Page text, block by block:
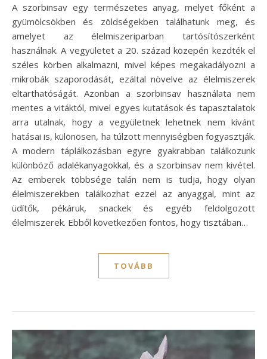
A szorbinsav egy természetes anyag, melyet főként a
gyümölcsökben és zöldségekben találhatunk meg, és
amelyet az élelmiszeriparban tartósítószerként
használnak. A vegyületet a 20. század közepén kezdték el
széles körben alkalmazni, mivel képes megakadályozni a
mikrobák szaporodását, ezáltal növelve az élelmiszerek
eltarthatóságát. Azonban a szorbinsav használata nem
mentes a vitáktól, mivel egyes kutatások és tapasztalatok
arra utalnak, hogy a vegyületnek lehetnek nem kívánt
hatásai is, különösen, ha túlzott mennyiségben fogyasztják.
A modern táplálkozásban egyre gyakrabban találkozunk
különböző adalékanyagokkal, és a szorbinsav nem kivétel.
Az emberek többsége talán nem is tudja, hogy olyan
élelmiszerekben találkozhat ezzel az anyaggal, mint az
üdítők, pékáruk, snackek és egyéb feldolgozott
élelmiszerek. Ebből következően fontos, hogy tisztában…
TOVÁBB